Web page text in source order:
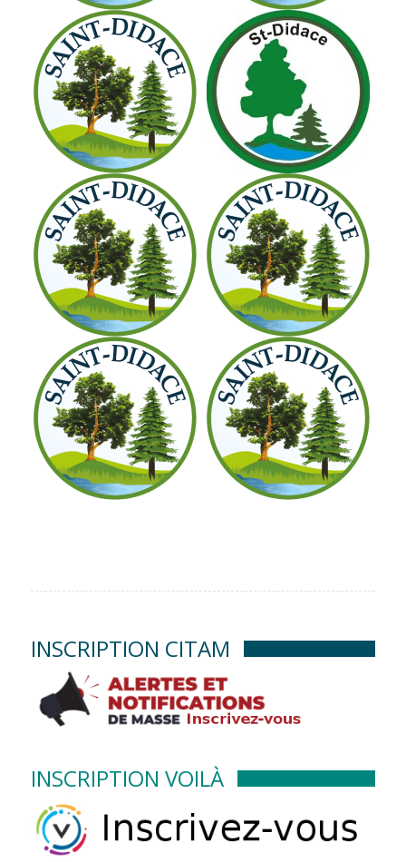
INSCRIPTION CITAM
INSCRIPTION VOILÀ